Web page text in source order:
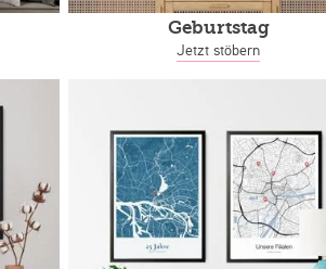
Geburtstag
Jetzt stöbern